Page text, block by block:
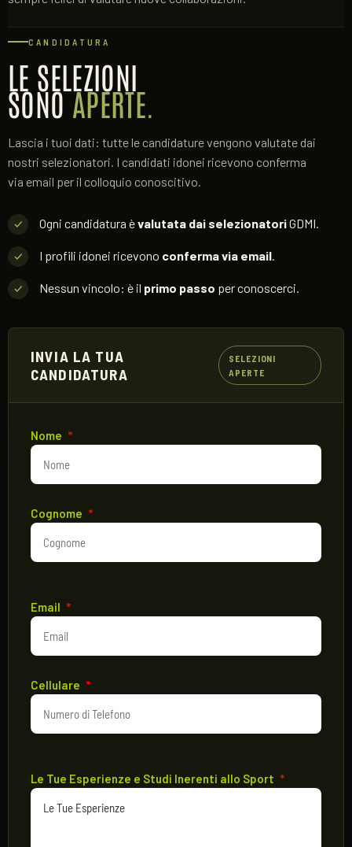
CANDIDATURA
LE SELEZIONI
SONOAPERTE.
Lascia i tuoi dati: tutte le candidature vengono valutate dai
nostri selezionatori. I candidati idonei ricevono conferma
via email per il colloquio conoscitivo.
Ogni candidatura èvalutata dai selezionatoriGDMI.
I profili idonei ricevono conferma via email.
Nessun vincolo: è il primo passo per conoscerci.
INVIA LA TUA
CANDIDATURA
SELEZIONI
APERTE
Nome *
Cognome *
Email *
Cellulare *
Le Tue Esperienze e Studi Inerenti allo Sport *